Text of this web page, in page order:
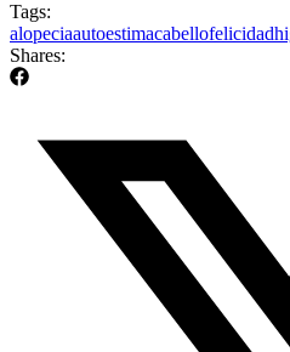
Tags:
alopeciaautoestimacabellofelicidad
Shares: